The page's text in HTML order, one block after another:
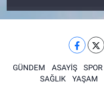
GÜNDEM ASAYİŞ SPOR
SAĞLIK
YAŞAM